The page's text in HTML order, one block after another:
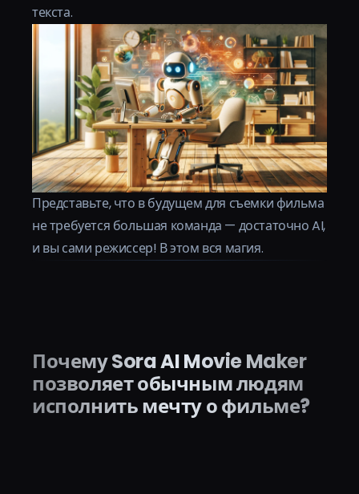
текста.
Представьте, что в будущем для съемки фильма
не требуется большая команда — достаточно AI,
и вы сами режиссер! В этом вся магия.
Почему Sora AI Movie Maker
позволяет обычным людям
исполнить мечту о фильме?